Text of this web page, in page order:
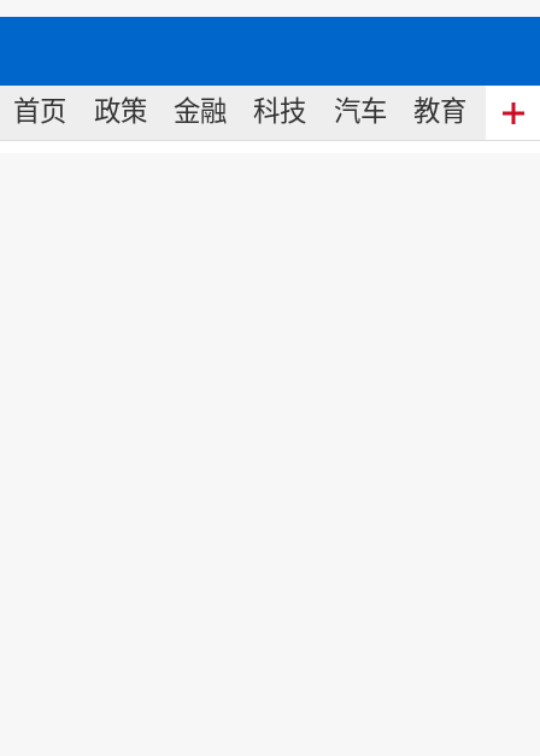
首页 政策 金融 科技 汽车 教育 食